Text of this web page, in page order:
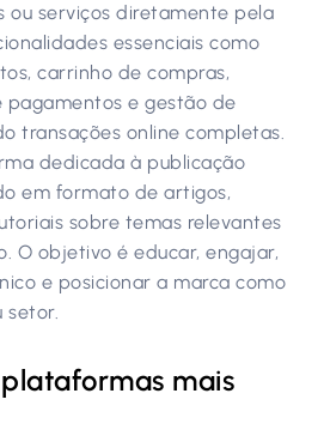
ou serviços diretamente pela
essenciais como
carrinho de compras,
pagamentos e gestão de
transações online completas.
dedicada à publicação
em formato de artigos,
sobre temas relevantes
O objetivo é educar, engajar,
e posicionar a marca como
setor.
mais